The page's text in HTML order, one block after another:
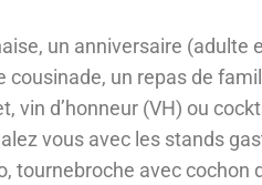
un anniversaire (adulte
un repas de
vin d’honneur (VH) ou
vous avec les stands
tournebroche avec cochon